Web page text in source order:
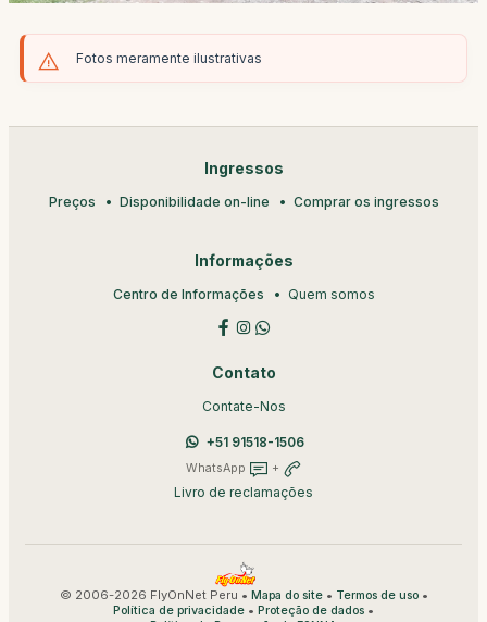
Fotos meramente ilustrativas
Ingressos
Preços Disponibilidade on-line Comprar os ingressos
Informações
Centro de Informações Quem somos
Contato
Contate-Nos
+51 91518-1506
WhatsApp +
Livro de reclamações
© 2006-2026 FlyOnNet Peru • Mapa do site• Termos de uso•
Política de privacidade • Proteção de dados •